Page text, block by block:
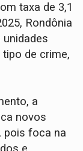
taxa de 3,1
Rondônia
de crime,
a
novos
pois foca na